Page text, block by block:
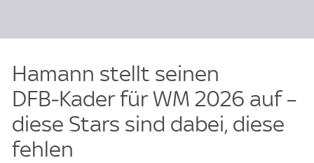
Hamann stellt seinen
DFB‑Kader für WM 2026 auf –
diese Stars sind dabei, diese
fehlen